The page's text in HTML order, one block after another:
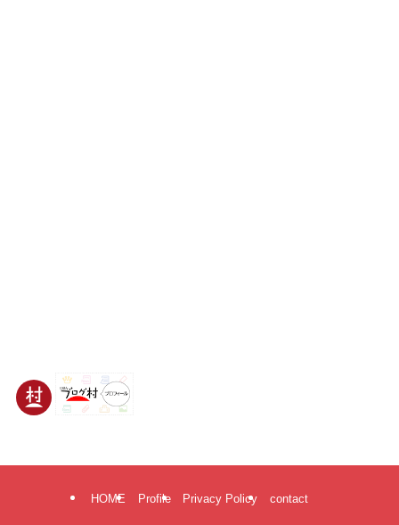
HOME Profile Privacy Policy contact